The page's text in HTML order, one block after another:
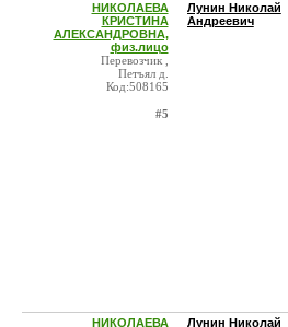
НИКОЛАЕВА
КРИСТИНА
АЛЕКСАНДРОВНА,
физ.лицо
Перевозчик ,
Петъял д.
Код:508165
#5
Лунин Николай
Андреевич
НИКОЛАЕВА
Лунин Николай